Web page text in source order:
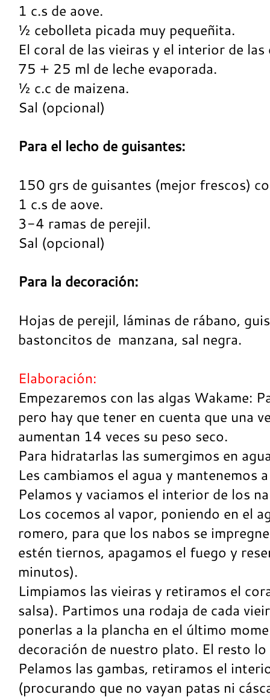
1 c.s de aove.
½ cebolleta picada muy pequeñita.
El coral de las vieiras y el interior de las
75 + 25 ml de leche evaporada.
½ c.c de maizena.
Sal (opcional)
Para el lecho de guisantes:
150 grs de guisantes (mejor frescos)
1 c.s de aove.
3-4 ramas de perejil.
Sal (opcional)
Para la decoración:
Hojas de perejil, láminas de rábano,
bastoncitos de manzana, sal negra.
Elaboración:
Empezaremos con las algas Wakame:
pero hay que tener en cuenta que una
aumentan 14 veces su peso seco.
Para hidratarlas las sumergimos en
Les cambiamos el agua y mantenemos
Pelamos y vaciamos el interior de los
Los cocemos al vapor, poniendo en el
romero, para que los nabos se
estén tiernos, apagamos el fuego y
minutos).
Limpiamos las vieiras y retiramos el
salsa). Partimos una rodaja de cada
ponerlas a la plancha en el último
decoración de nuestro plato. El resto
Pelamos las gambas, retiramos el
(procurando que no vayan patas ni